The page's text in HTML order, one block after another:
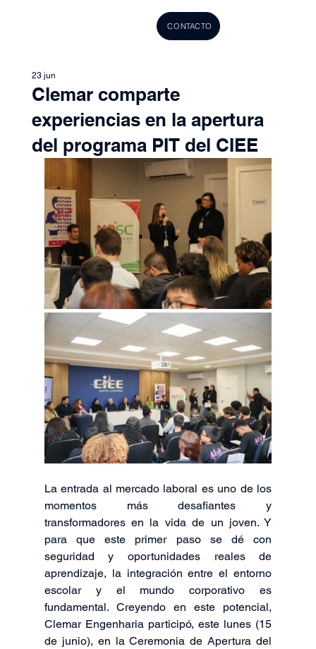
CONTACTO
Clemar comparte
experiencias en la apertura
del programa PIT del CIEE
23 jun
La entrada al mercado laboral es uno de los
momentos más desafiantes y
transformadores en la vida de un joven. Y
para que este primer paso se dé con
seguridad y oportunidades reales de
aprendizaje, la integración entre el entorno
escolar y el mundo corporativo es
fundamental. Creyendo en este potencial,
Clemar Engenharia participó, este lunes (15
de junio), en la Ceremonia de Apertura del